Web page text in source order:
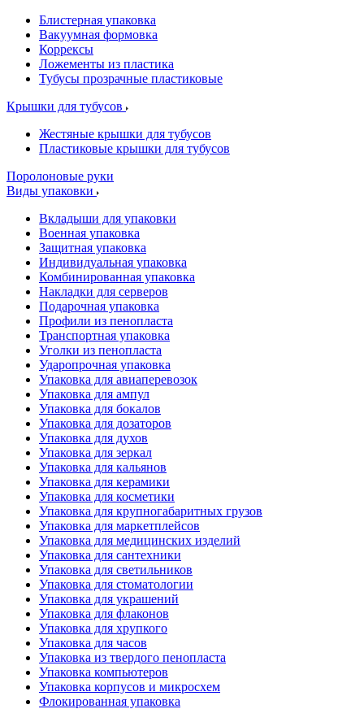
Блистерная упаковка
Вакуумная формовка
Коррексы
Ложементы из пластика
Тубусы прозрачные пластиковые
Крышки для тубусов
Жестяные крышки для тубусов
Пластиковые крышки для тубусов
Поролоновые руки
Виды упаковки
Вкладыши для упаковки
Военная упаковка
Защитная упаковка
Индивидуальная упаковка
Комбинированная упаковка
Накладки для серверов
Подарочная упаковка
Профили из пенопласта
Транспортная упаковка
Уголки из пенопласта
Ударопрочная упаковка
Упаковка для авиаперевозок
Упаковка для ампул
Упаковка для бокалов
Упаковка для дозаторов
Упаковка для духов
Упаковка для зеркал
Упаковка для кальянов
Упаковка для керамики
Упаковка для косметики
Упаковка для крупногабаритных грузов
Упаковка для маркетплейсов
Упаковка для медицинских изделий
Упаковка для сантехники
Упаковка для светильников
Упаковка для стоматологии
Упаковка для украшений
Упаковка для флаконов
Упаковка для хрупкого
Упаковка для часов
Упаковка из твердого пенопласта
Упаковка компьютеров
Упаковка корпусов и микросхем
Флокированная упаковка